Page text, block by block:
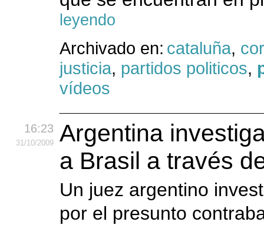
leyendo
Archivado en: cataluña,
justicia, partidos politicos,
vídeos
16:23
31/10/2009
Argentina
a Brasil a través
Un juez argentino
por el presunto